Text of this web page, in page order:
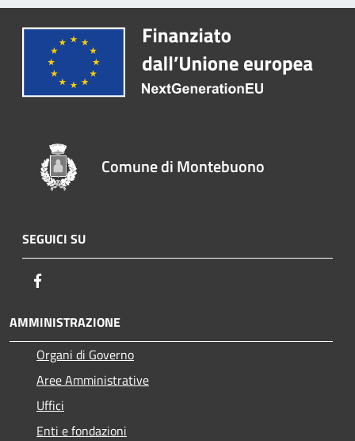
Comune di Montebuono
SEGUICI SU
AMMINISTRAZIONE
Organi di Governo
Aree Amministrative
Uffici
Enti e fondazioni